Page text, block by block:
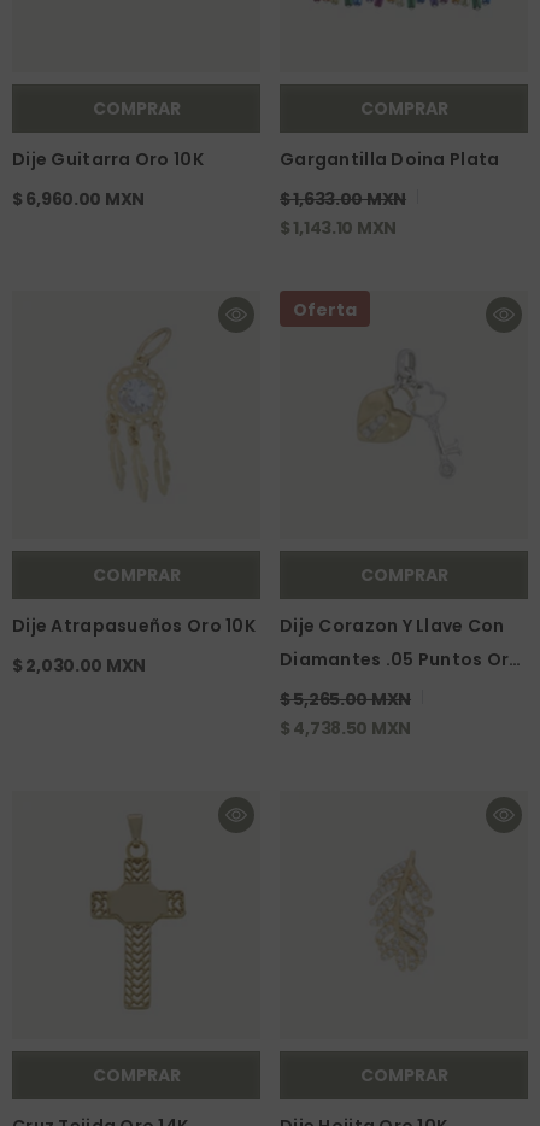
COMPRAR
Dije Guitarra Oro 10K
$ 6,960.00 MXN
COMPRAR
Gargantilla Doina Plata
$ 1,633.00 MXN
$ 1,143.10 MXN
COMPRAR
Dije Atrapasueños Oro 10K
$ 2,030.00 MXN
Oferta
COMPRAR
Dije Corazon Y Llave Con
Diamantes .05 Puntos Oro
14K
$ 5,265.00 MXN
$ 4,738.50 MXN
COMPRAR COMPRAR